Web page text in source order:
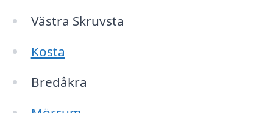
Västra Skruvsta
Kosta
Bredåkra